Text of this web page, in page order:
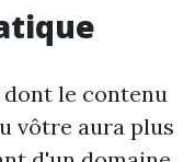
le contenu
vôtre aura plus